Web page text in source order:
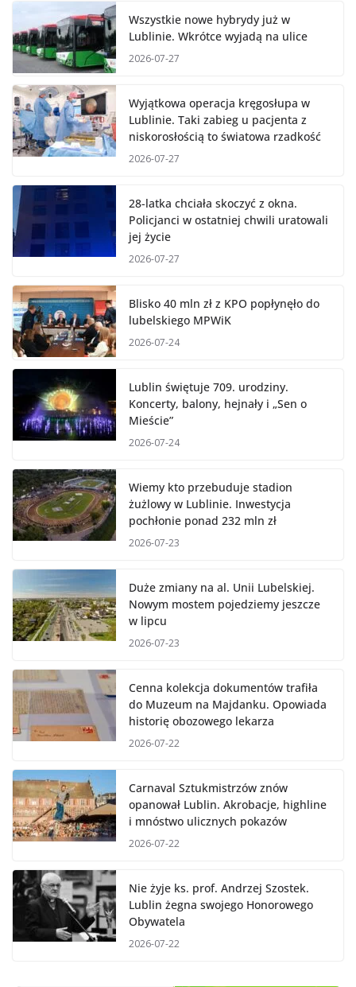
Wszystkie nowe hybrydy już w
Lublinie. Wkrótce wyjadą na ulice
2026-07-27
Wyjątkowa operacja kręgosłupa w
Lublinie. Taki zabieg u pacjenta z
niskorosłością to światowa rzadkość
2026-07-27
28-latka chciała skoczyć z okna.
Policjanci w ostatniej chwili uratowali
jej życie
2026-07-27
Blisko 40 mln zł z KPO popłynęło do
lubelskiego MPWiK
2026-07-24
Lublin świętuje 709. urodziny.
Koncerty, balony, hejnały i „Sen o
Mieście”
2026-07-24
Wiemy kto przebuduje stadion
żużlowy w Lublinie. Inwestycja
pochłonie ponad 232 mln zł
2026-07-23
Duże zmiany na al. Unii Lubelskiej.
Nowym mostem pojedziemy jeszcze
w lipcu
2026-07-23
Cenna kolekcja dokumentów trafiła
do Muzeum na Majdanku. Opowiada
historię obozowego lekarza
2026-07-22
Carnaval Sztukmistrzów znów
opanował Lublin. Akrobacje, highline
i mnóstwo ulicznych pokazów
2026-07-22
Nie żyje ks. prof. Andrzej Szostek.
Lublin żegna swojego Honorowego
Obywatela
2026-07-22